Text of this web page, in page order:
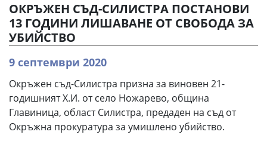
ОКРЪЖЕН СЪД-СИЛИСТРА ПОСТАНОВИ
13 ГОДИНИ ЛИШАВАНЕ ОТ СВОБОДА ЗА
УБИЙСТВО
9 септември 2020
Окръжен съд-Силистра призна за виновен 21-
годишният Х.И. от село Ножарево, община
Главиница, област Силистра, предаден на съд от
Окръжна прокуратура за умишлено убийство.